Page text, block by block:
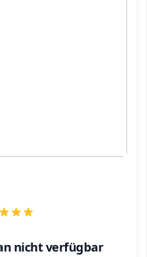
nicht verfügbar